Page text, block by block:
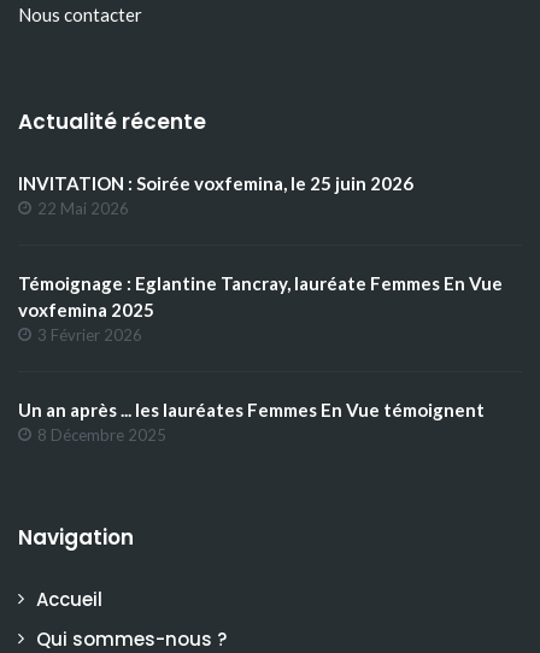
Nous contacter
Actualité récente
INVITATION : Soirée voxfemina, le 25 juin 2026
22 Mai 2026
Témoignage : Eglantine Tancray, lauréate Femmes En Vue
voxfemina 2025
3 Février 2026
Un an après ... les lauréates Femmes En Vue témoignent
8 Décembre 2025
Navigation
Accueil
Qui sommes-nous ?